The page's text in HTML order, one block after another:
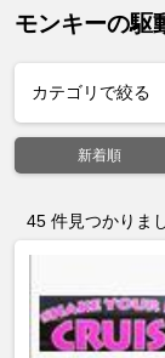
モンキーの駆
カテゴリで絞る
新着順
45 件見つかりま